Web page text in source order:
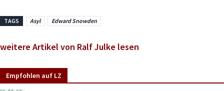
TAGS Asyl Edward Snowden
weitere Artikel von Ralf Julke lesen
Empfohlen auf LZ